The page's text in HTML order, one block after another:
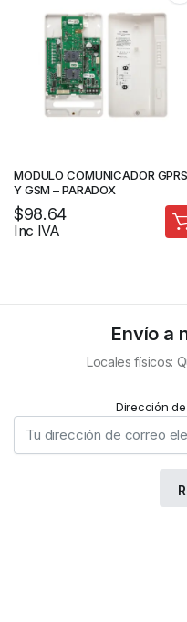
MODULO COMUNICADOR GPRS
Y GSM – PARADOX
$98.64
Inc IVA
Envío a
Locales físicos:
Dirección